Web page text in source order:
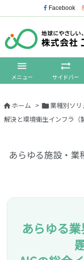

メニュー

サイドバー
Facebook
 ホーム > 業種別ソ
解決と環境衛生インフラ（
あらゆる施設・業
あらゆる